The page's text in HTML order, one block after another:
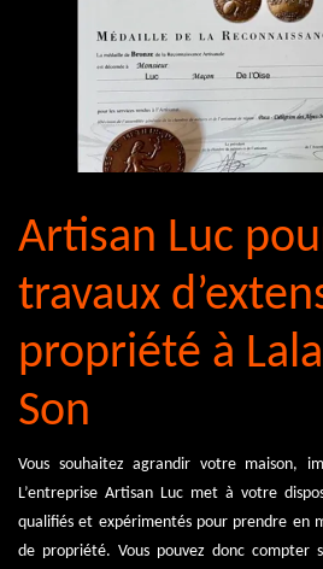
Artisan Luc
travaux
propriété à
Son
Vous souhaitez agrandir votre maison,
L’entreprise Artisan Luc met à votre
qualifiés et expérimentés pour prendre en
de propriété. Vous pouvez donc compter